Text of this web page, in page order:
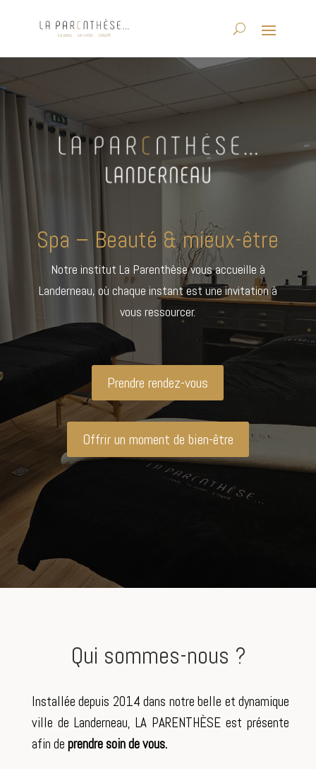
Spa – Beauté & mieux-être
Notre institut La Parenthèse vous accueille à
Landerneau, où chaque instant est une invitation à
vous ressourcer.
Prendre rendez-vous
Offrir un moment de bien-être
Qui sommes-nous ?
Installée depuis 2014 dans notre belle et dynamique
ville de Landerneau, LA PARENTHÈSE est présente
afin de prendre soin de vous.